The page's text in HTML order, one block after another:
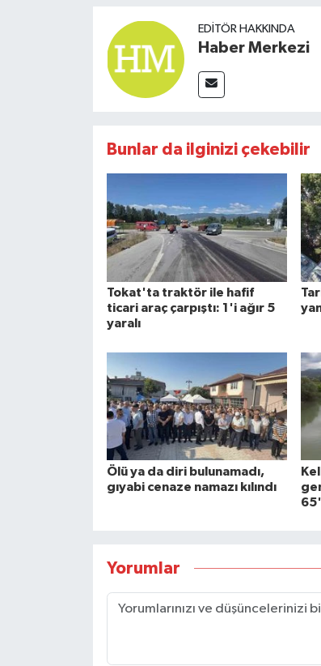
EDITÖR HAKKINDA
Haber Merkezi
Bunlar da ilginizi çekebilir
Tokat'ta traktör ile hafif
ticari araç çarpıştı: 1'i ağır 5
yaralı
Ölü ya da diri bulunamadı,
gıyabi cenaze namazı kılındı
Yorumlar